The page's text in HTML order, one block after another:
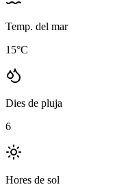
Temp. del mar
15°C
Dies de pluja
6
Hores de sol